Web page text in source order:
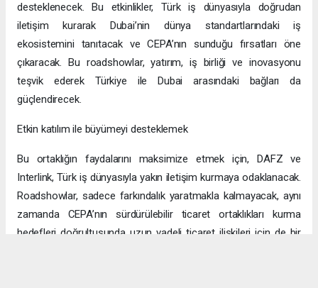
desteklenecek. Bu etkinlikler, Türk iş dünyasıyla doğrudan
iletişim kurarak Dubai’nin dünya standartlarındaki iş
ekosistemini tanıtacak ve CEPA’nın sunduğu fırsatları öne
çıkaracak. Bu roadshowlar, yatırım, iş birliği ve inovasyonu
teşvik ederek Türkiye ile Dubai arasındaki bağları da
güçlendirecek.
Etkin katılım ile büyümeyi desteklemek
Bu ortaklığın faydalarını maksimize etmek için, DAFZ ve
Interlink, Türk iş dünyasıyla yakın iletişim kurmaya odaklanacak.
Roadshowlar, sadece farkındalık yaratmakla kalmayacak, aynı
zamanda CEPA’nın sürdürülebilir ticaret ortaklıkları kurma
hedefleri doğrultusunda uzun vadeli ticaret ilişkileri için de bir